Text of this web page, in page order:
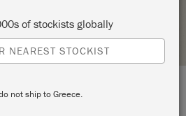
709
of stockists globally
NEAREST STOCKIST
not ship to Greece.